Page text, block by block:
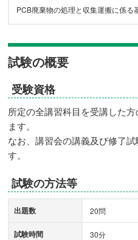
PCB廃棄物の処理と収集運搬に係る
試験の概要
受験資格
所定の全講習科目を受講した
ます。
なお、講習会の講義及び修了
す。
試験の方法等
出題数 20問
試験時間 30分